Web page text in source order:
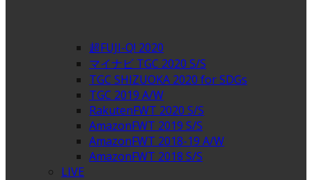
超FUJI-Q! 2020
マイナビ TGC 2020 S/S
TGC SHIZUOKA 2020 for SDGs
TGC 2019 A/W
RakutenFWT 2020 S/S
AmazonFWT 2019 S/S
AmazonFWT 2018-19 A/W
AmazonFWT 2018 S/S
LIVE